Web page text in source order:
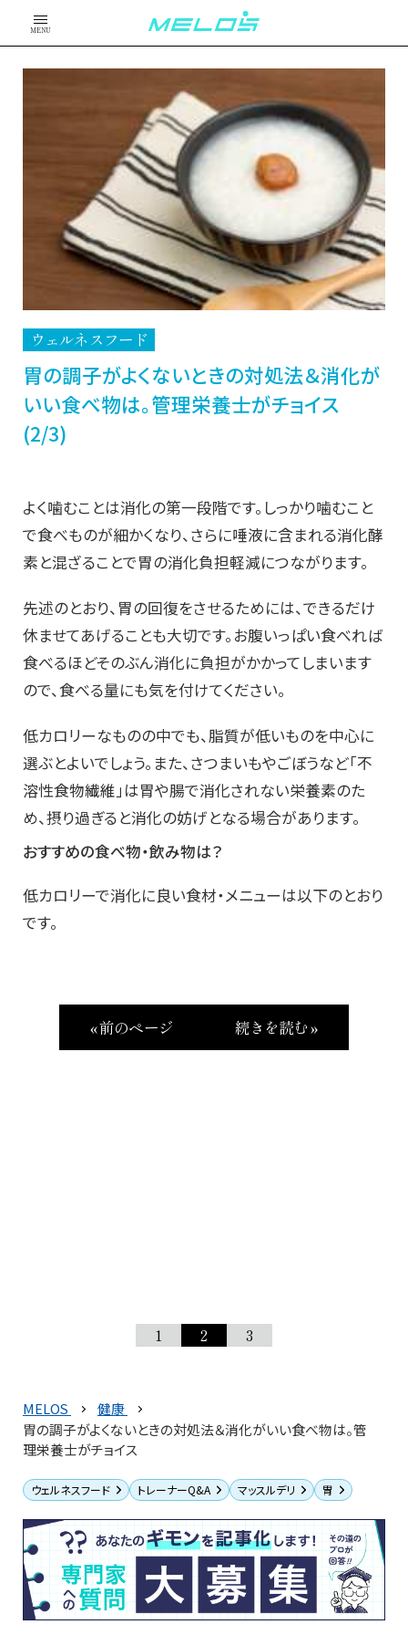
MENU
ウェルネスフード
胃の調子がよくないときの対処法＆消化が
いい食べ物は。管理栄養士がチョイス
(2/3)
よく噛むことは消化の第一段階です。しっかり噛むこと
で食べものが細かくなり、さらに唾液に含まれる消化酵
素と混ざることで胃の消化負担軽減につながります。
先述のとおり、胃の回復をさせるためには、できるだけ
休ませてあげることも大切です。お腹いっぱい食べれば
食べるほどそのぶん消化に負担がかかってしまいます
ので、食べる量にも気を付けてください。
低カロリーなものの中でも、脂質が低いものを中心に
選ぶとよいでしょう。また、さつまいもやごぼうなど「不
溶性食物繊維」は胃や腸で消化されない栄養素のた
め、摂り過ぎると消化の妨げとなる場合があります。
おすすめの食べ物・飲み物は？
低カロリーで消化に良い食材・メニューは以下のとおり
です。
« 前のページ 続きを読む »
1 2 3
MELOS
健康
胃の調子がよくないときの対処法＆消化がいい食べ物は。管
理栄養士がチョイス
ウェルネスフード トレーナーQ&A マッスルデリ 胃